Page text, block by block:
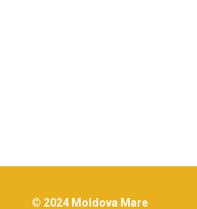
© 2024 Moldova Mare